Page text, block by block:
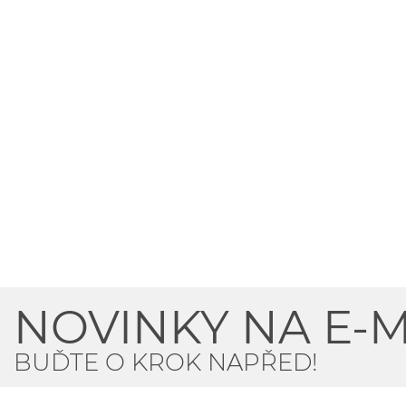
NOVINKY NA E-
BUĎTE O KROK NAPŘED!